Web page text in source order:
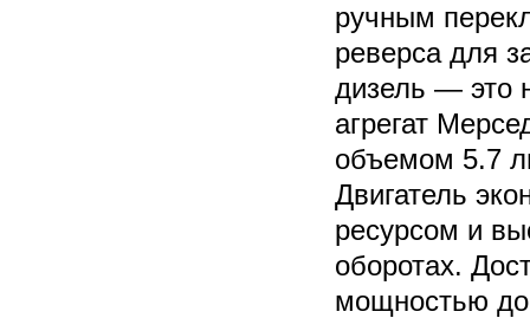
ручным
реверса для
дизель — это
агрегат
объемом 5.7
Двигатель
ресурсом и
оборотах.
мощностью